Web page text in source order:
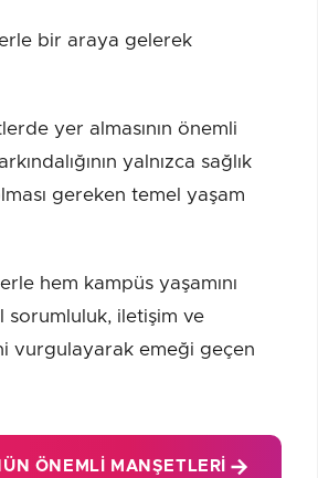
bir araya gelerek
yer almasının önemli
yalnızca sağlık
gereken temel yaşam
hem kampüs yaşamını
iletişim ve
vurgulayarak emeği geçen
ÖNEMLI MANŞETLERI